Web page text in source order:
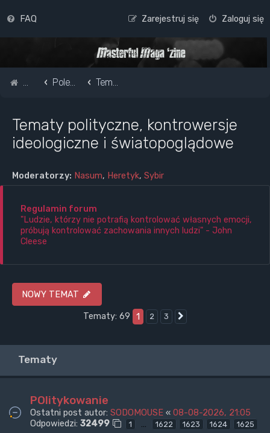
FAQ Zaloguj się
Zarejestruj się
Strona główna
Pole do popisu... Tematy polityczne, kontrowersje ideologiczne i światopoglądowe
Tematy polityczne, kontrowersje
ideologiczne i światopoglądowe
Moderatorzy: Nasum, Heretyk, Sybir
Regulamin forum
"Ludzie, którzy nie potrafią kontrolować własnych emocji,
próbują kontrolować zachowania innych ludzi" - John
Cleese
NOWY TEMAT
Tematy: 69
1 2 3
Tematy
POlitykowanie
Ostatni post autor: SODOMOUSE « 08-08-2026, 21:05
Odpowiedzi: 32499 1 … 1622 1623 1624 1625